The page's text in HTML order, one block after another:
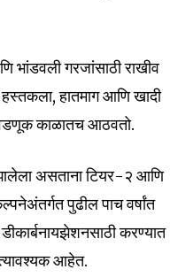
भांडवली गरजांसाठी राखीव
हातमाग आणि खादी
काळातच आठवतो.
असताना टियर-२ आणि
पुढील पाच वर्षांत
करण्यात
आहेत.